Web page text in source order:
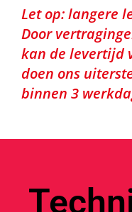
Let op: langere
Door
kan de levertijd
doen ons
binnen 3